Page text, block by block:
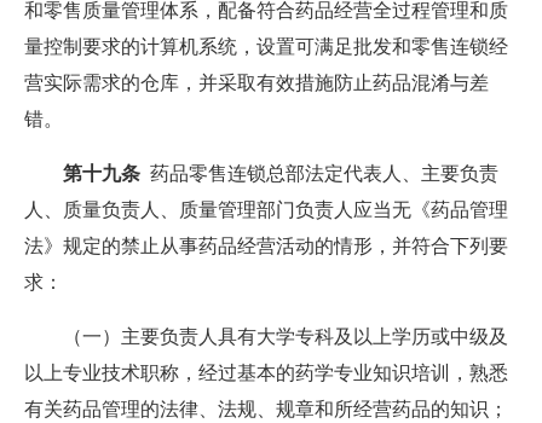
和零售质量管理体系，配备符合药品经营全过程管理和质
量控制要求的计算机系统，设置可满足批发和零售连锁经
营实际需求的仓库，并采取有效措施防止药品混淆与差
错。
第十九条 药品零售连锁总部法定代表人、主要负责
人、质量负责人、质量管理部门负责人应当无《药品管理
法》规定的禁止从事药品经营活动的情形，并符合下列要
求：
（一）主要负责人具有大学专科及以上学历或中级及
以上专业技术职称，经过基本的药学专业知识培训，熟悉
有关药品管理的法律、法规、规章和所经营药品的知识；